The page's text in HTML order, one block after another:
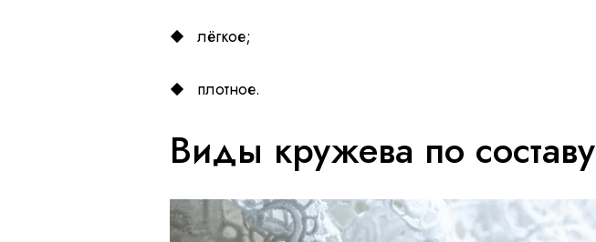
лёгкое;
плотное.
Виды кружева по составу